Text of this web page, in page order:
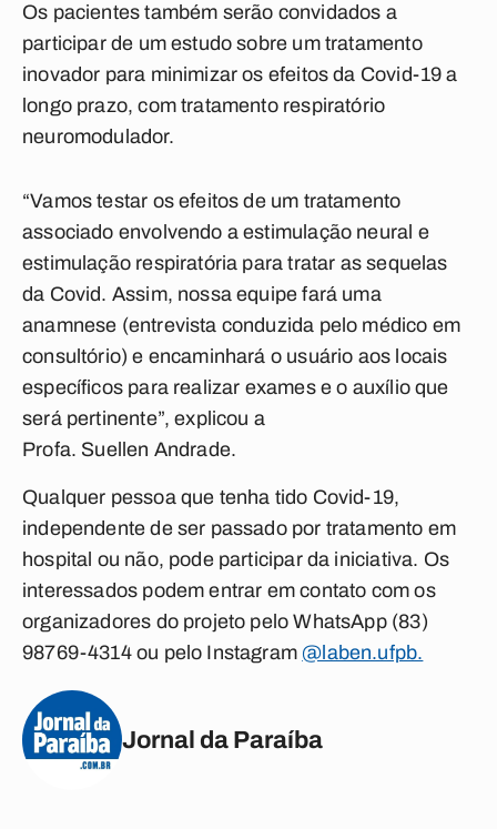
Os pacientes também serão convidados a
participar de um estudo sobre um tratamento
inovador para minimizar os efeitos da Covid-19 a
longo prazo, com tratamento respiratório
neuromodulador.
“Vamos testar os efeitos de um tratamento
associado envolvendo a estimulação neural e
estimulação respiratória para tratar as sequelas
da Covid. Assim, nossa equipe fará uma
anamnese (entrevista conduzida pelo médico em
consultório) e encaminhará o usuário aos locais
específicos para realizar exames e o auxílio que
será pertinente”, explicou a
Profa. Suellen Andrade.
Qualquer pessoa que tenha tido Covid-19,
independente de ser passado por tratamento em
hospital ou não, pode participar da iniciativa. Os
interessados podem entrar em contato com os
organizadores do projeto pelo WhatsApp (83)
98769-4314 ou pelo Instagram @laben.ufpb.
Jornal da Paraíba